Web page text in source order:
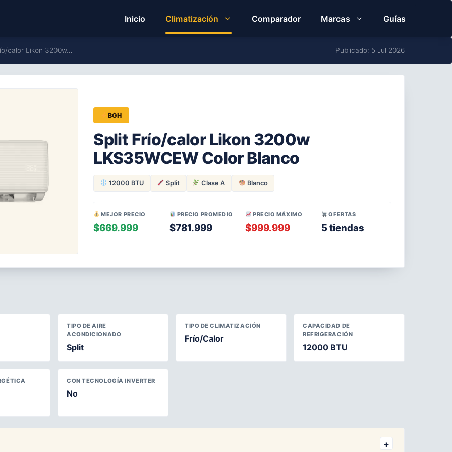
Inicio Climatización Comparador Marcas Guías
calor Likon 3200w… Publicado: 5 Jul 2026
BGH
Split Frío/calor Likon 3200w
LKS35WCEW Color Blanco
12000 BTU Split Clase A Blanco
MEJOR PRECIO
$669.999
PRECIO PROMEDIO
$781.999
PRECIO MÁXIMO
$999.999
OFERTAS
5 tiendas
TIPO DE AIRE
ACONDICIONADO
Split
TIPO DE CLIMATIZACIÓN
Frío/Calor
CAPACIDAD DE
REFRIGERACIÓN
12000 BTU
CON TECNOLOGÍA INVERTER
No